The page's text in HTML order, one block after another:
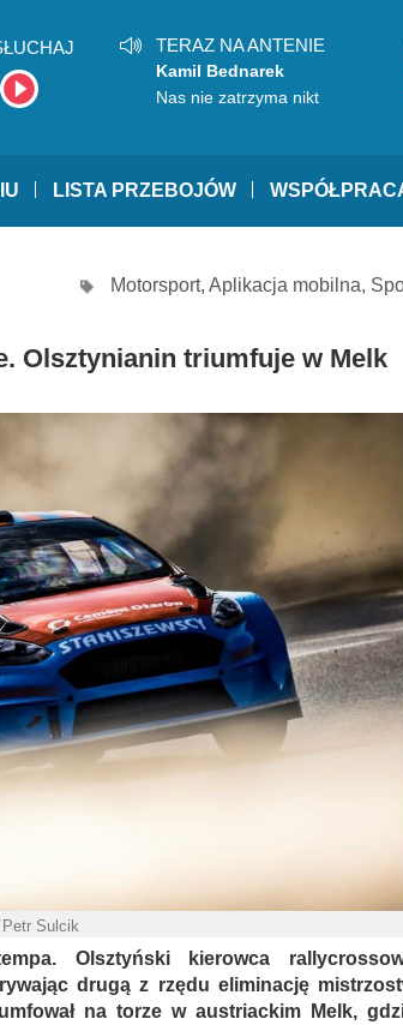
TERAZ NA ANTENIE
Kamil Bednarek
Nas nie zatrzyma nikt
LISTA PRZEBOJÓW
Motorsport, Aplikacja mobilna,
Olsztynianin triumfuje w Melk
Sulcik
Olsztyński kierowca
drugą z rzędu eliminację
na torze w austriackim Melk,